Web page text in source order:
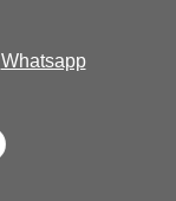
Whatsapp